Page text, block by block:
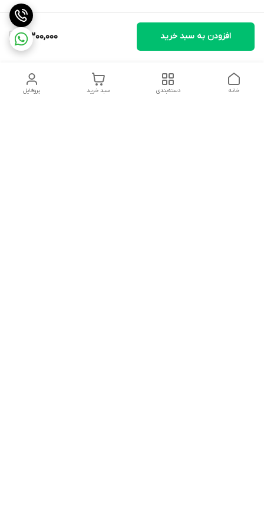
4,300,000 افزودن به سبد خرید
پروفایل سبد خرید دسته‌بندی خانه